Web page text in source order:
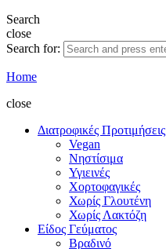
Search
close
Search for:
Home
close
Διατροφικές Προτιμήσεις
Vegan
Νηστίσιμα
Υγιεινές
Χορτοφαγικές
Χωρίς Γλουτένη
Χωρίς Λακτόζη
Είδος Γεύματος
Βραδινό